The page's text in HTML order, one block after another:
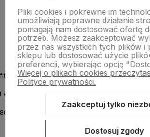
O nas
fitmyhorse.pl Sklep jeździecki
Letnia 12
86-031 Osielsko k. Bydgoszczy
Pliki cookies i pokrewne im
umożliwiają poprawne działanie
pomagają nam dostosować ofertę
potrzeb. Możesz zaakceptować
przez nas wszystkich tych plików i
sklepu lub dostosować użycie
preferencji, wybierając opcję
Więcej o plikach cookies
Polityce prywatności.
Zaakceptuj tylko
Dostosuj zgody